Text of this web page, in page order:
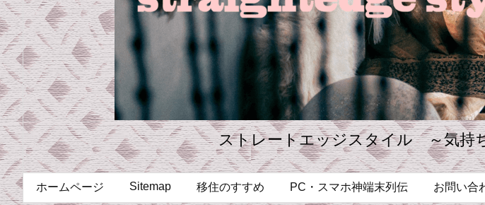
ストレートエッジスタイル ～気持
ホームページ Sitemap 移住のすすめ PC・スマホ神端末列伝 お問い合